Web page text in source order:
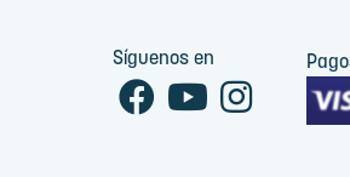
Síguenos en